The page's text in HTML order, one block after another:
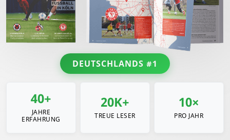
DEUTSCHLANDS #1
40+
JAHRE
ERFAHRUNG
20K+
TREUE LESER
10×
PRO JAHR